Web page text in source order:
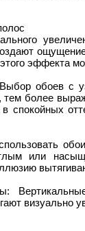
этого эффекта
обоев с
более
спокойных
или
визуально